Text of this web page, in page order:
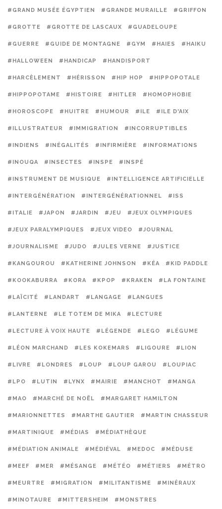
#GRAND MUSÉE ÉGYPTIEN #GRANDE MURAILLE #GRIFFON
#GROTTE #GROTTE DE LASCAUX #GUADELOUPE
#GUERRE #GUIDE DE MONTAGNE #GYM #HAIES #HAIKU
#HALLOWEEN #HANDICAP #HANDISPORT
#HARCÈLEMENT #HÉRISSON #HIP HOP #HIPPOPOTALE
#HIPPOPOTAME #HISTOIRE #HITLER #HOMOPHOBIE
#HOROSCOPE #HUITRE #HUMOUR #ILE #ILE D'AIX
#ILLUSTRATEUR #IMMIGRATION #INCORRUPTIBLES
#INDIENS #INÉGALITÉS #INFIRMIÈRE #INFORMATIONS
#INOUQA #INSECTES #INSPE #INSPÉ
#INSTRUMENT DE MUSIQUE #INTELLIGENCE ARTIFICIELLE
#INTERGÉNÉRATION #INTERGÉNÉRATIONNEL #ISS
#ITALIE #JAPON #JARDIN #JEU #JEUX OLYMPIQUES
#JEUX PARALYMPIQUES #JEUX VIDEO #JOURNAL
#JOURNALISME #JUDO #JULES VERNE #JUSTICE
#KANGOUROU #KATHERINE JOHNSON #KÉA #KID PADDLE
#KOOKABURRA #KORA #KPOP #KRAKEN #LA FONTAINE
#LAÏCITÉ #LANDART #LANGAGE #LANGUES
#LANTERNE #LE TOTEM DE MIKA #LECTURE
#LECTURE À VOIX HAUTE #LÉGENDE #LEGO #LÉGUME
#LÉON MARCHAND #LES KOKEMARS #LIGOURE #LION
#LIVRE #LONDRES #LOUP #LOUP GAROU #LOUPIAC
#LPO #LUTIN #LYNX #MAIRIE #MANCHOT #MANGA
#MAO #MARCHÉ DE NOËL #MARGARET HAMILTON
#MARIONNETTES #MARTHE GAUTIER #MARTIN CHASSEUR
#MARTINIQUE #MÉDIAS #MÉDIATHÈQUE
#MÉDIATION ANIMALE #MÉDIÉVAL #MEDOC #MÉDUSE
#MEEF #MER #MÉSANGE #MÉTÉO #MÉTIERS #MÉTRO
#MEURTRE #MIGRATION #MILITANTISME #MINÉRAUX
#MINOTAURE #MITTERSHEIM #MONSTRES